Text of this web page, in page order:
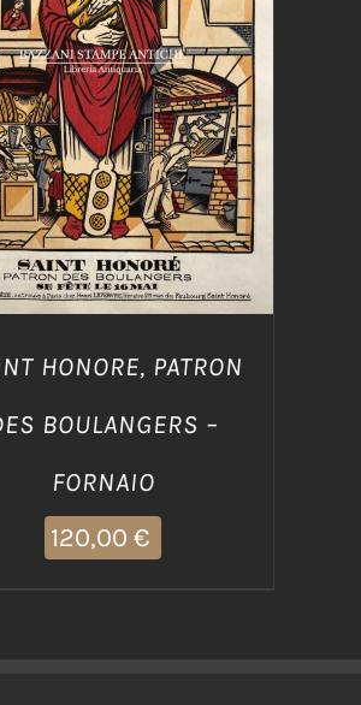
AL CARRELLO
/
DETTAGLI
HONORE, PATRON
BOULANGERS –
FORNAIO
120,00 €